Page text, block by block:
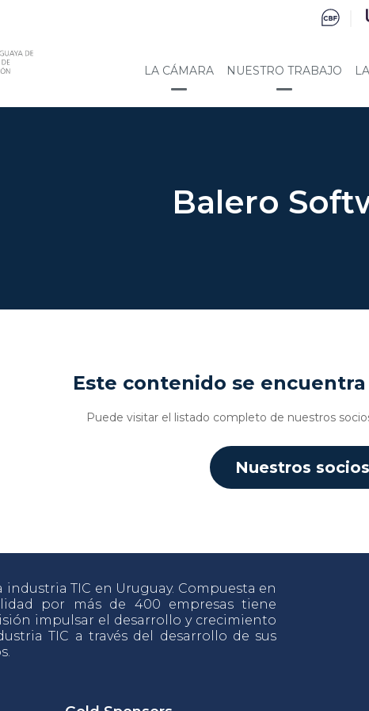
LA CÁMARA NUESTRO TRABAJO
Balero
Este contenido se
Puede visitar el listado completo de nuestros
Nuestros socios
industria TIC en Uruguay. Compuesta en
por más de 400 empresas tiene
impulsar el desarrollo y crecimiento
TIC a través del desarrollo de sus